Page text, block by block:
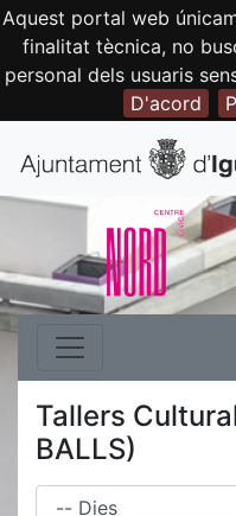
Aquest portal web
finalitat tècnica, no
personal dels usuaris
D'acord
Tallers
BALLS)
Dies